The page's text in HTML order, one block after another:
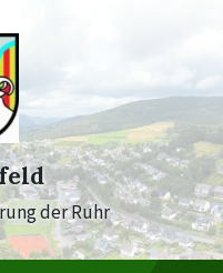
der Ruhr